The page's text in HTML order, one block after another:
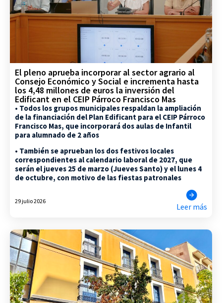
El pleno aprueba incorporar al sector agrario al
Consejo Económico y Social e incrementa hasta
los 4,48 millones de euros la inversión del
Edificant en el CEIP Párroco Francisco Mas
• Todos los grupos municipales respaldan la ampliación
de la financiación del Plan Edificant para el CEIP Párroco
Francisco Mas, que incorporará dos aulas de Infantil
para alumnado de 2 años
• También se aprueban los dos festivos locales
correspondientes al calendario laboral de 2027, que
serán el jueves 25 de marzo (Jueves Santo) y el lunes 4
de octubre, con motivo de las fiestas patronales
29 julio 2026
Leer más